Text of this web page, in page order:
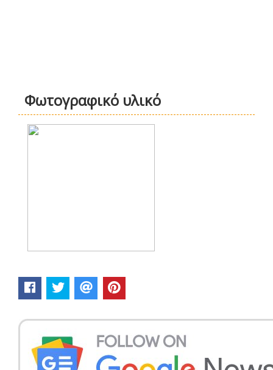
Φωτογραφικό υλικό